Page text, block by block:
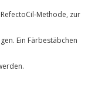
Methode, zur
Ein Färbestäbchen